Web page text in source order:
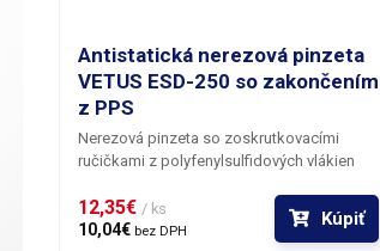
Antistatická nerezová pinzeta
VETUS ESD-250 so zakončením
z PPS
Nerezová pinzeta so zoskrutkovacími
ručičkami z polyfenylsulfidových vlákien
jedinečné vlastnosti medzi ne patrí
absolútna odolnosť proti kyselinám,
12,35€ / ks
10,04€ bez DPH
Kúpiť